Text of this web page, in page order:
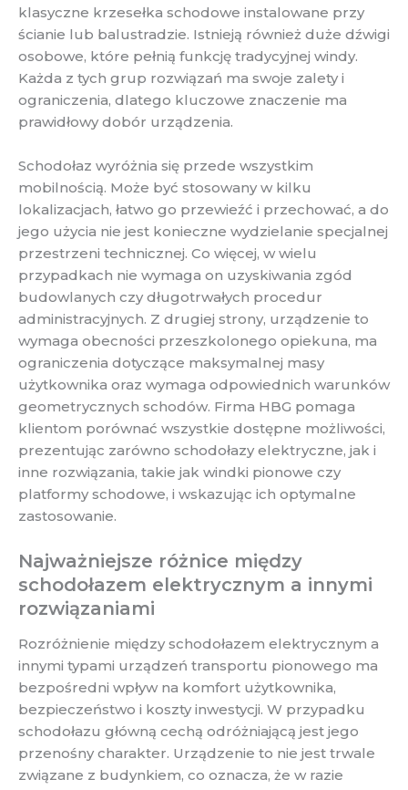
klasyczne krzesełka schodowe instalowane przy
ścianie lub balustradzie. Istnieją również duże dźwigi
osobowe, które pełnią funkcję tradycyjnej windy.
Każda z tych grup rozwiązań ma swoje zalety i
ograniczenia, dlatego kluczowe znaczenie ma
prawidłowy dobór urządzenia.
Schodołaz wyróżnia się przede wszystkim
mobilnością. Może być stosowany w kilku
lokalizacjach, łatwo go przewieźć i przechować, a do
jego użycia nie jest konieczne wydzielanie specjalnej
przestrzeni technicznej. Co więcej, w wielu
przypadkach nie wymaga on uzyskiwania zgód
budowlanych czy długotrwałych procedur
administracyjnych. Z drugiej strony, urządzenie to
wymaga obecności przeszkolonego opiekuna, ma
ograniczenia dotyczące maksymalnej masy
użytkownika oraz wymaga odpowiednich warunków
geometrycznych schodów. Firma HBG pomaga
klientom porównać wszystkie dostępne możliwości,
prezentując zarówno schodołazy elektryczne, jak i
inne rozwiązania, takie jak windki pionowe czy
platformy schodowe, i wskazując ich optymalne
zastosowanie.
Najważniejsze różnice między
schodołazem elektrycznym a innymi
rozwiązaniami
Rozróżnienie między schodołazem elektrycznym a
innymi typami urządzeń transportu pionowego ma
bezpośredni wpływ na komfort użytkownika,
bezpieczeństwo i koszty inwestycji. W przypadku
schodołazu główną cechą odróżniającą jest jego
przenośny charakter. Urządzenie to nie jest trwale
związane z budynkiem, co oznacza, że w razie